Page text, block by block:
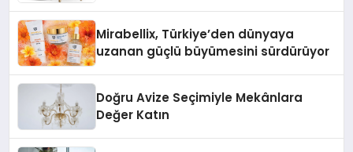
Mirabellix, Türkiye’den dünyaya
uzanan güçlü büyümesini sürdürüyor
Doğru Avize Seçimiyle Mekânlara
Değer Katın